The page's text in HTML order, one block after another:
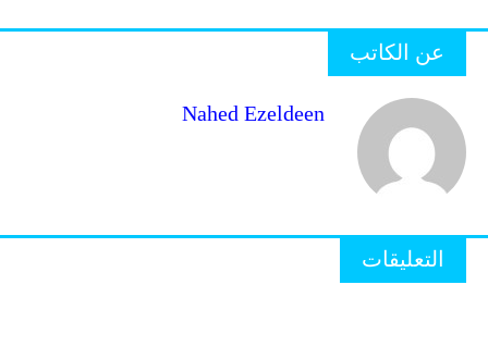
عن الكاتب
Nahed Ezeldeen
التعليقات